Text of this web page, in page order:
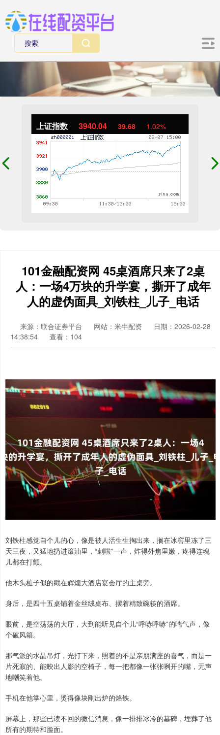
上证指数 3940.04 39.68 1.02%
101金融配资网 45桌酒席只来了2桌
人：一场4万块的升学宴，撕开了成年
人的虚伪面具_刘铁柱_儿子_电话
来源：联合证券平台 网站：米牛配资
日期：2026-02-28
14:38:54
查看：104
刘铁柱感觉自个儿的心，像是被人活生生掏出来，搁在冰窖里冻了三
天三夜，又猛地扔进滚油里，“刺啦”一声，炸得外焦里嫩，疼得连魂
儿都在打颤。
他木头桩子似的戳在辉煌大酒店宴会厅的主桌旁。
身后，是四十五桌铺着金丝绒桌布、摆着精致碗筷的酒席。
眼前，是空荡荡的大厅，大到能听见自个儿“呼哧呼哧”的喘气声，像
个破风箱。
那气派的水晶吊灯，光打下来，照着的不是亲朋满座的喜气，而是一
片死寂的、能映出人影的空椅子，每一把都像一张张咧开的嘴，无声
地嘲笑着他。
手机在他掌心里，烫得像块刚出炉的烙铁。
屏幕上，那些已读不回的微信消息，像一排排冰冷的墓碑，埋葬了他
所有的期待和脸面。